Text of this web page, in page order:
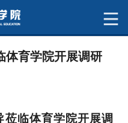
体育学院开展调研
临体育学院开展调